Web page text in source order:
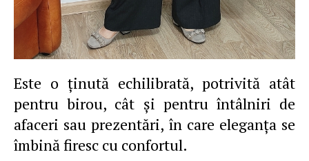
Este o ţinută echilibrată, potrivită atât
pentru birou, cât şi pentru întâlniri de
afaceri sau prezentări, în care eleganţa se
îmbină firesc cu confortul.